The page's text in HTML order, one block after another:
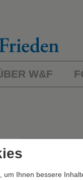
W&F
um Ihnen bessere